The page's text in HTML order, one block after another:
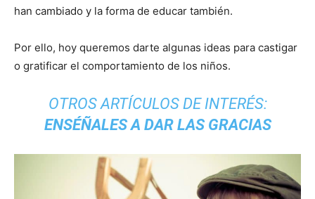
han cambiado y la forma de educar también.
Por ello, hoy queremos darte algunas ideas para castigar
o gratificar el comportamiento de los niños.
OTROS ARTÍCULOS DE INTERÉS:
ENSÉÑALES A DAR LAS GRACIAS